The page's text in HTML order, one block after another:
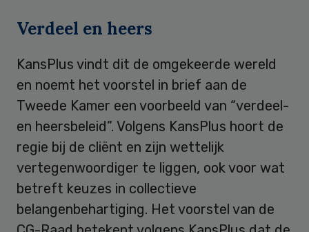
Verdeel en heers
KansPlus vindt dit de omgekeerde wereld
en noemt het voorstel in brief aan de
Tweede Kamer een voorbeeld van “verdeel-
en heersbeleid”. Volgens KansPlus hoort de
regie bij de cliënt en zijn wettelijk
vertegenwoordiger te liggen, ook voor wat
betreft keuzes in collectieve
belangenbehartiging. Het voorstel van de